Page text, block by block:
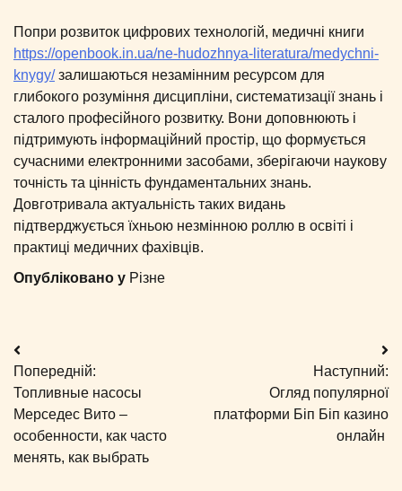
Попри розвиток цифрових технологій, медичні книги
https://openbook.in.ua/ne-hudozhnya-literatura/medychni-
knygy/залишаються незамінним ресурсом для
глибокого розуміння дисципліни, систематизації знань і
сталого професійного розвитку. Вони доповнюють і
підтримують інформаційний простір, що формується
сучасними електронними засобами, зберігаючи наукову
точність та цінність фундаментальних знань.
Довготривала актуальність таких видань
підтверджується їхньою незмінною роллю в освіті і
практиці медичних фахівців.
Опубліковано у Різне
Навігація
записів
Попередній:
Топливные насосы
Мерседес Вито –
особенности, как часто
менять, как выбрать
Наступний:
Огляд популярної
платформи Біп Біп казино
онлайн